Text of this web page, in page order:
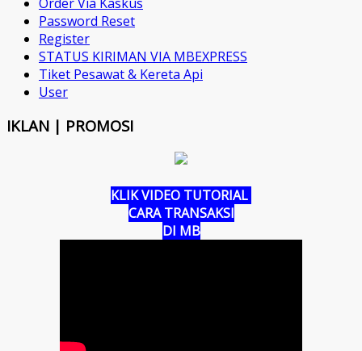
Password Reset
Register
STATUS KIRIMAN VIA MBEXPRESS
Tiket Pesawat & Kereta Api
User
IKLAN | PROMOSI
KLIK VIDEO TUTORIAL
CARA TRANSAKSI
DI MB